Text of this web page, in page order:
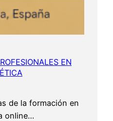
EN
de la formación en
online…